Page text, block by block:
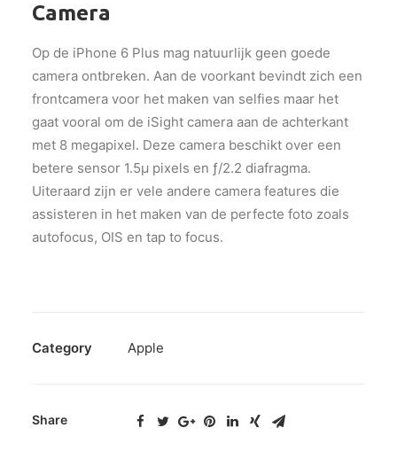
Camera
Op de iPhone 6 Plus mag natuurlijk geen goede
camera ontbreken. Aan de voorkant bevindt zich een
frontcamera voor het maken van selfies maar het
gaat vooral om de iSight camera aan de achterkant
met 8 megapixel. Deze camera beschikt over een
betere sensor 1.5µ pixels en ƒ/2.2 diafragma.
Uiteraard zijn er vele andere camera features die
assisteren in het maken van de perfecte foto zoals
autofocus, OIS en tap to focus.
Category Apple
Share